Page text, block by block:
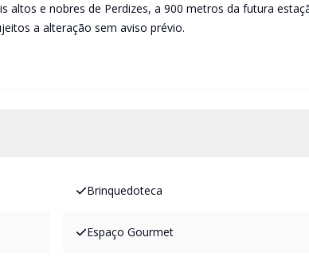
e nobres de Perdizes, a 900 metros da futura
a alteração sem aviso prévio.
Brinquedoteca
Espaço Gourmet